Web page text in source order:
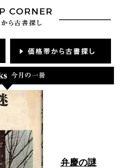
弁慶の謎